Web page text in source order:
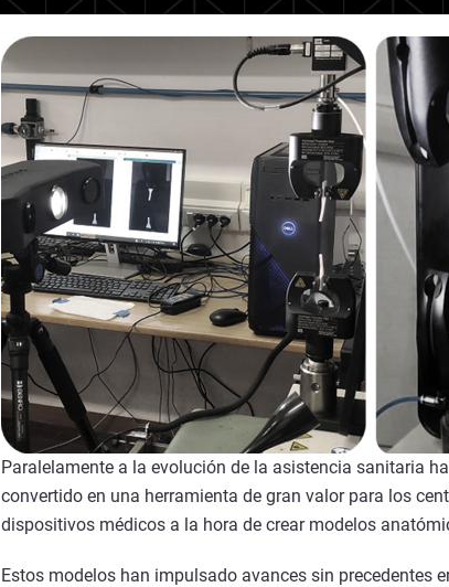
Paralelamente a la evolución de la asistencia sanitaria
convertido en una herramienta de gran valor para los
dispositivos médicos a la hora de crear modelos
Estos modelos han impulsado avances sin